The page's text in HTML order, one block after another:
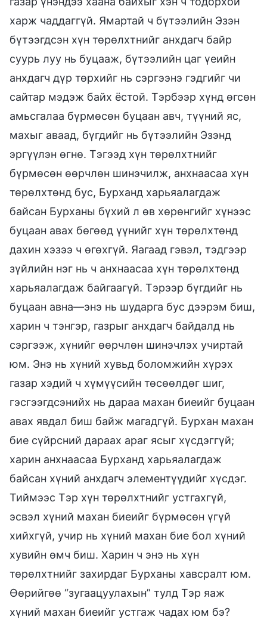
харж чаддаггүй. Ямартай ч бүтээлийн Эзэн
бүтээгдсэн хүн төрөлхтнийг анхдагч байр
суурь луу нь буцааж, бүтээлийн цаг үеийн
анхдагч дүр төрхийг нь сэргээнэ гэдгийг чи
сайтар мэдэж байх ёстой. Тэрбээр хүнд өгсөн
амьсгалаа бүрмөсөн буцаан авч, түүний яс,
махыг аваад, бүгдийг нь бүтээлийн Эзэнд
эргүүлэн өгнө. Тэгээд хүн төрөлхтнийг
бүрмөсөн өөрчлөн шинэчилж, анхнаасаа хүн
төрөлхтөнд бус, Бурханд харьяалагдаж
байсан Бурханы бүхий л өв хөрөнгийг хүнээс
буцаан авах бөгөөд үүнийг хүн төрөлхтөнд
дахин хэзээ ч өгөхгүй. Яагаад гэвэл, тэдгээр
зүйлийн нэг нь ч анхнаасаа хүн төрөлхтөнд
харьяалагдаж байгаагүй. Тэрээр бүгдийг нь
буцаан авна—энэ нь шударга бус дээрэм биш,
харин ч тэнгэр, газрыг анхдагч байдалд нь
сэргээж, хүнийг өөрчлөн шинэчлэх учиртай
юм. Энэ нь хүний хувьд боломжийн хүрэх
газар хэдий ч хүмүүсийн төсөөлдөг шиг,
гэсгээгдсэнийх нь дараа махан биеийг буцаан
авах явдал биш байж магадгүй. Бурхан махан
бие сүйрсний дараах араг ясыг хүсдэггүй;
харин анхнаасаа Бурханд харьяалагдаж
байсан хүний анхдагч элементүүдийг хүсдэг.
Тиймээс Тэр хүн төрөлхтнийг устгахгүй,
эсвэл хүний махан биеийг бүрмөсөн үгүй
хийхгүй, учир нь хүний махан бие бол хүний
хувийн өмч биш. Харин ч энэ нь хүн
төрөлхтнийг захирдаг Бурханы хавсралт юм.
Өөрийгөө “зугаацуулахын” тулд Тэр яаж
хүний махан биеийг устгаж чадах юм бэ?